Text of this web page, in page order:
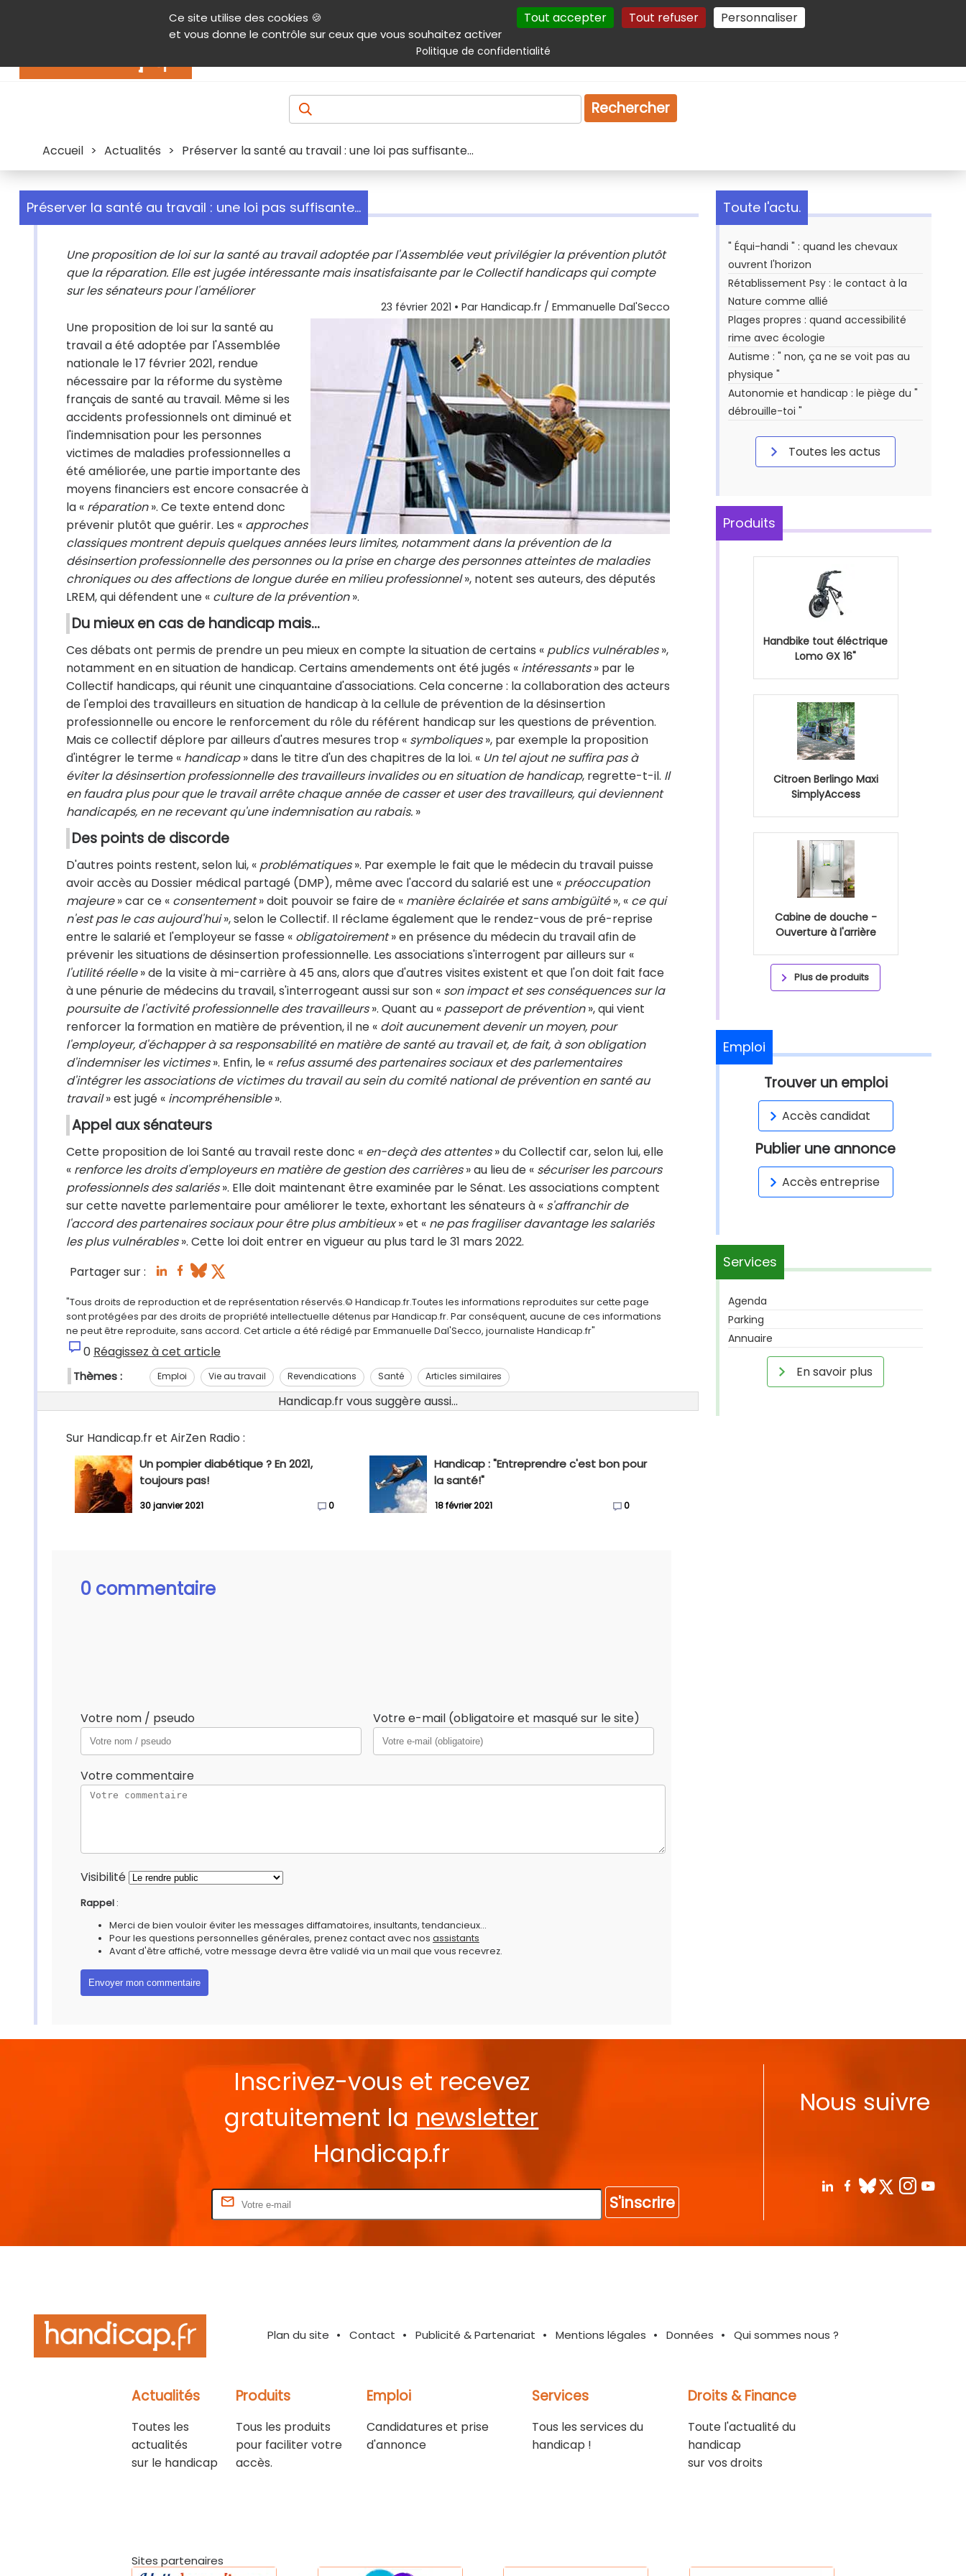
Ce site utilise des cookies 🍪
et vous donne le contrôle sur ceux que vous souhaitez activer
Tout accepter Tout refuser Personnaliser
Politique de confidentialité
Contenu Aide et accessibilité Menu principal Autres services Plan du site Gestion des cookies
Produits & services Emploi Droit
Rechercher
Accueil > Actualités > Préserver la santé au travail : une loi pas suffisante...
Préserver la santé au travail : une loi pas suffisante...
Une proposition de loi sur la santé au travail adoptée par l'Assemblée veut privilégier la prévention plutôt
que la réparation. Elle est jugée intéressante mais insatisfaisante par le Collectif handicaps qui compte
sur les sénateurs pour l'améliorer
23 février 2021 • Par Handicap.fr / Emmanuelle Dal'Secco
Une proposition de loi sur la santé au
travail a été adoptée par l'Assemblée
nationale le 17 février 2021, rendue
nécessaire par la réforme du système
français de santé au travail. Même si les
accidents professionnels ont diminué et
l'indemnisation pour les personnes
victimes de maladies professionnelles a
été améliorée, une partie importante des
moyens financiers est encore consacrée à
la « réparation». Ce texte entend donc
prévenir plutôt que guérir. Les « approches
classiques montrent depuis quelques années leurs limites, notamment dans la prévention de la
désinsertion professionnelle des personnes ou la prise en charge des personnes atteintes de maladies
chroniques ou des affections de longue durée en milieu professionnel», notent ses auteurs, des députés
LREM, qui défendent une « culture de la prévention».
Du mieux en cas de handicap mais…
Ces débats ont permis de prendre un peu mieux en compte la situation de certains « publics vulnérables»,
notamment en en situation de handicap. Certains amendements ont été jugés « intéressants» par le
Collectif handicaps, qui réunit une cinquantaine d'associations. Cela concerne : la collaboration des acteurs
de l'emploi des travailleurs en situation de handicap à la cellule de prévention de la désinsertion
professionnelle ou encore le renforcement du rôle du référent handicap sur les questions de prévention.
Mais ce collectif déplore par ailleurs d'autres mesures trop « symboliques», par exemple la proposition
d'intégrer le terme « handicap» dans le titre d'un des chapitres de la loi. « Un tel ajout ne suffira pas à
éviter la désinsertion professionnelle des travailleurs invalides ou en situation de handicap, regrette-t-il. Il
en faudra plus pour que le travail arrête chaque année de casser et user des travailleurs, qui deviennent
handicapés, en ne recevant qu'une indemnisation au rabais. »
Des points de discorde
D'autres points restent, selon lui, « problématiques». Par exemple le fait que le médecin du travail puisse
avoir accès au Dossier médical partagé (DMP), même avec l'accord du salarié est une « préoccupation
majeure» car ce « consentement» doit pouvoir se faire de « manière éclairée et sans ambigüité», « ce qui
n'est pas le cas aujourd'hui», selon le Collectif. Il réclame également que le rendez-vous de pré-reprise
entre le salarié et l'employeur se fasse « obligatoirement» en présence du médecin du travail afin de
prévenir les situations de désinsertion professionnelle. Les associations s'interrogent par ailleurs sur «
l'utilité réelle» de la visite à mi-carrière à 45 ans, alors que d'autres visites existent et que l'on doit fait face
à une pénurie de médecins du travail, s'interrogeant aussi sur son « son impact et ses conséquences sur la
poursuite de l'activité professionnelle des travailleurs». Quant au « passeport de prévention», qui vient
renforcer la formation en matière de prévention, il ne « doit aucunement devenir un moyen, pour
l'employeur, d'échapper à sa responsabilité en matière de santé au travail et, de fait, à son obligation
d'indemniser les victimes». Enfin, le « refus assumé des partenaires sociaux et des parlementaires
d'intégrer les associations de victimes du travail au sein du comité national de prévention en santé au
travail» est jugé « incompréhensible».
Appel aux sénateurs
Cette proposition de loi Santé au travail reste donc « en-deçà des attentes» du Collectif car, selon lui, elle
« renforce les droits d'employeurs en matière de gestion des carrières» au lieu de « sécuriser les parcours
professionnels des salariés». Elle doit maintenant être examinée par le Sénat. Les associations comptent
sur cette navette parlementaire pour améliorer le texte, exhortant les sénateurs à « s'affranchir de
l'accord des partenaires sociaux pour être plus ambitieux» et « ne pas fragiliser davantage les salariés
les plus vulnérables». Cette loi doit entrer en vigueur au plus tard le 31 mars 2022.
Partager sur :
"Tous droits de reproduction et de représentation réservés.© Handicap.fr.Toutes les informations reproduites sur cette page
sont protégées par des droits de propriété intellectuelle détenus par Handicap.fr. Par conséquent, aucune de ces informations
ne peut être reproduite, sans accord. Cet article a été rédigé par Emmanuelle Dal'Secco, journaliste Handicap.fr"
0 Réagissez à cet article
Thèmes : Emploi Vie au travail Revendications Santé Articles similaires
Handicap.fr vous suggère aussi...
Sur Handicap.fr et AirZen Radio :
Un pompier diabétique ? En 2021,
toujours pas!
30 janvier 2021 0
Handicap : "Entreprendre c'est bon pour
la santé!"
18 février 2021 0
0 commentaire
Votre nom / pseudo Votre e-mail (obligatoire et masqué sur le site)
Votre commentaire
Visibilité
Rappel :
Merci de bien vouloir éviter les messages diffamatoires, insultants, tendancieux...
Pour les questions personnelles générales, prenez contact avec nos assistants
Avant d'être affiché, votre message devra être validé via un mail que vous recevrez.
Toute l'actu.
" Équi-handi " : quand les chevaux
ouvrent l'horizon
Rétablissement Psy : le contact à la
Nature comme allié
Plages propres : quand accessibilité
rime avec écologie
Autisme : " non, ça ne se voit pas au
physique "
Autonomie et handicap : le piège du "
débrouille-toi "
Toutes les actus
Produits
Handbike tout éléctrique
Lomo GX 16"
Citroen Berlingo Maxi
SimplyAccess
Cabine de douche -
Ouverture à l'arrière
Plus de produits
Emploi
Trouver un emploi
Accès candidat
Publier une annonce
Accès entreprise
Services
Agenda
Parking
Annuaire
En savoir plus
Inscrivez-vous et recevez
gratuitement la newsletter
Handicap.fr
S'inscrire
Nous suivre
Plan du site Contact Publicité & Partenariat Mentions légales Données Qui sommes nous ?
Actualités
Toutes les
actualités
sur le handicap
Produits
Tous les produits
pour faciliter votre
accès.
Emploi
Candidatures et prise
d'annonce
Services
Tous les services du
handicap !
Droits & Finance
Toute l'actualité du
handicap
sur vos droits
Sites partenaires